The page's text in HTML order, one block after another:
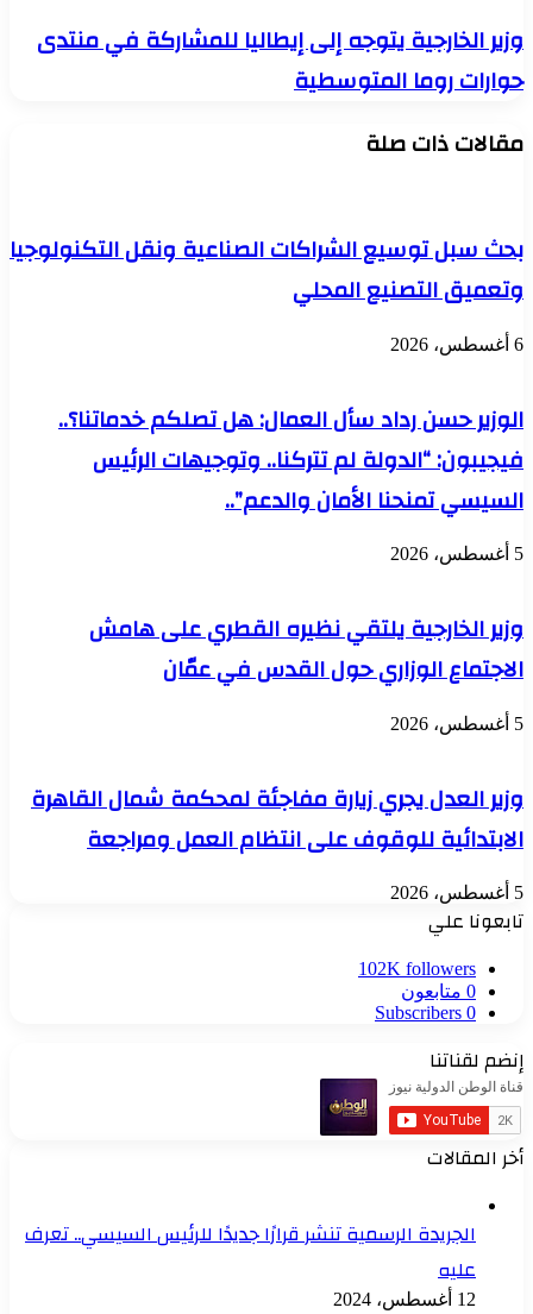
بورسعيد
يبحثون
مقترحات
مشروعات
سكنية
وزير
الخارجية
يتوجه
إلى
للمشاركة
المتوسطية
وزير الخارجية يتوجه إلى إيطاليا للمشاركة في منتدى
حوارات روما المتوسطية
مقالات ذات صلة
بحث سبل توسيع الشراكات الصناعية ونقل التكنولوجيا
وتعميق التصنيع المحلي
6 أغسطس، 2026
الوزير حسن رداد سأل العمال: هل تصلكم خدماتنا؟..
فيجيبون: “الدولة لم تتركنا.. وتوجيهات الرئيس
السيسي تمنحنا الأمان والدعم”..
5 أغسطس، 2026
وزير الخارجية يلتقي نظيره القطري على هامش
الاجتماع الوزاري حول القدس في عمّان
5 أغسطس، 2026
وزير العدل يجري زيارة مفاجئة لمحكمة شمال القاهرة
الابتدائية للوقوف على انتظام العمل ومراجعة
5 أغسطس، 2026
تابعونا علي
102K followers
0 متابعون
0
Subscribers
إنضم لقناتنا
أخر المقالات
الجريدة الرسمية تنشر قرارًا جديدًا للرئيس السيسي.. تعرف
عليه
12 أغسطس، 2024